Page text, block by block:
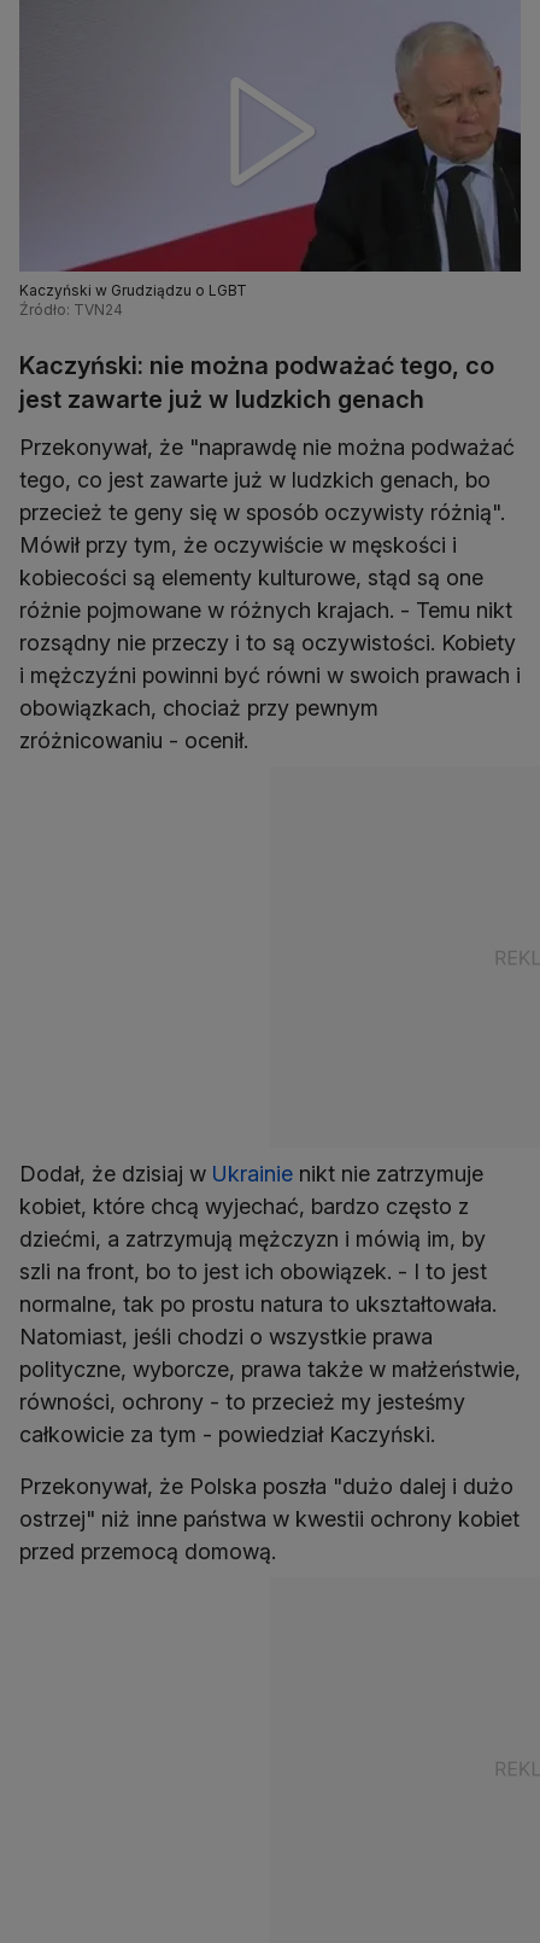
Kaczyński w Grudziądzu o LGBT
Źródło: TVN24
Kaczyński: nie można podważać tego, co
jest zawarte już w ludzkich genach
Przekonywał, że "naprawdę nie można podważać
tego, co jest zawarte już w ludzkich genach, bo
przecież te geny się w sposób oczywisty różnią".
Mówił przy tym, że oczywiście w męskości i
kobiecości są elementy kulturowe, stąd są one
różnie pojmowane w różnych krajach. - Temu nikt
rozsądny nie przeczy i to są oczywistości. Kobiety
i mężczyźni powinni być równi w swoich prawach i
obowiązkach, chociaż przy pewnym
zróżnicowaniu - ocenił.
Dodał, że dzisiaj w Ukrainie nikt nie zatrzymuje
kobiet, które chcą wyjechać, bardzo często z
dziećmi, a zatrzymują mężczyzn i mówią im, by
szli na front, bo to jest ich obowiązek. - I to jest
normalne, tak po prostu natura to ukształtowała.
Natomiast, jeśli chodzi o wszystkie prawa
polityczne, wyborcze, prawa także w małżeństwie,
równości, ochrony - to przecież my jesteśmy
całkowicie za tym - powiedział Kaczyński.
Przekonywał, że Polska poszła "dużo dalej i dużo
ostrzej" niż inne państwa w kwestii ochrony kobiet
przed przemocą domową.